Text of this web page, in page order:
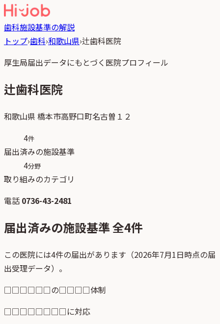
歯科施設基準の解説
トップ›歯科›和歌山県›辻歯科医院
厚生局届出データにもとづく医院プロフィール
辻歯科医院
和歌山県 橋本市高野口町名古曽１２
4件
届出済みの施設基準
4分野
取り組みのカテゴリ
電話 0736-43-2481
届出済みの施設基準 全4件
この医院には4件の届出があります（2026年7月1日時点の届
出受理データ）。
□□□□□□の□□□□体制
□□□□□□□□に対応